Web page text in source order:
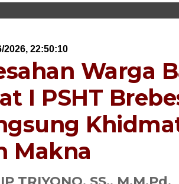
2026, 22:50:10
Warga
I PSHT
Makna